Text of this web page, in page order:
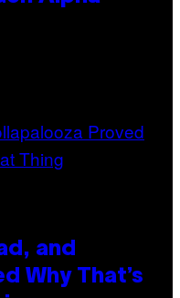
and
Why That’s